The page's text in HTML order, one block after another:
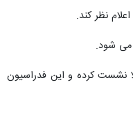
نظر کند.
می شود.
نشست کرده و این فدراسیون